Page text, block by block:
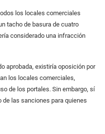
los locales comerciales
tacho de basura de cuatro
considerado una infracción
aprobada, existiría oposición por
los locales comerciales,
de los portales. Sin embargo, sí
las sanciones para quienes